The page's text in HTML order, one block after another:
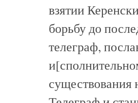
взятии
борьбу до
телеграф,
существования